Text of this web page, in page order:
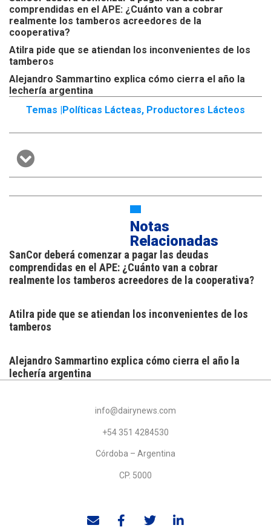
comprendidas en el APE: ¿Cuánto van a cobrar
realmente los tamberos acreedores de la
cooperativa?
Atilra pide que se atiendan los inconvenientes de los
tamberos
Alejandro Sammartino explica cómo cierra el año la
lechería argentina
Temas |
Políticas Lácteas, Productores Lácteos
Notas
Relacionadas
SanCor deberá comenzar a pagar las deudas
comprendidas en el APE: ¿Cuánto van a cobrar
realmente los tamberos acreedores de la cooperativa?
Atilra pide que se atiendan los inconvenientes de los
tamberos
Alejandro Sammartino explica cómo cierra el año la
lechería argentina
info@dairynews.com
+54 351 4284530
Córdoba – Argentina
CP. 5000